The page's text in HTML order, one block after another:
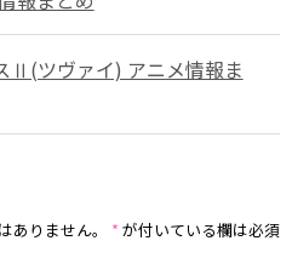
Ⅱ(ツヴァイ) アニメ情報ま
ありません。 * が付いている欄は必須